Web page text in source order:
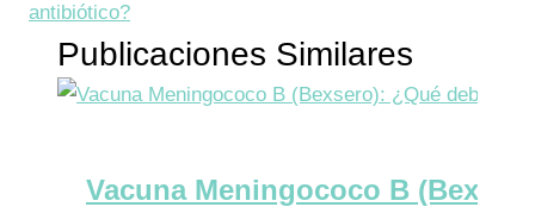
antibiótico?
Publicaciones Similares
Vacuna Meningococo B